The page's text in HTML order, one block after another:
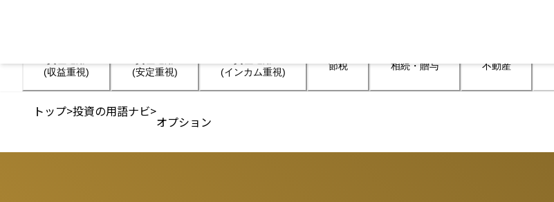
(収益重視)
(安定重視)
(インカム重視)
節税 相続・贈与 不動産
トップ>投資の用語ナビ>
オプション